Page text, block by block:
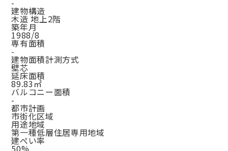
-
建物構造
木造 地上2階
築年月
1988/8
専有面積
-
建物面積計測方式
壁芯
延床面積
89.83㎡
バルコニー面積
-
都市計画
市街化区域
用途地域
第一種低層住居専用地域
建ぺい率
50%